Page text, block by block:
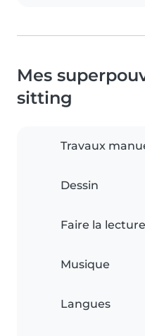
Mes
sitting
Travaux
Dessin
Faire la lecture
Musique
Langues